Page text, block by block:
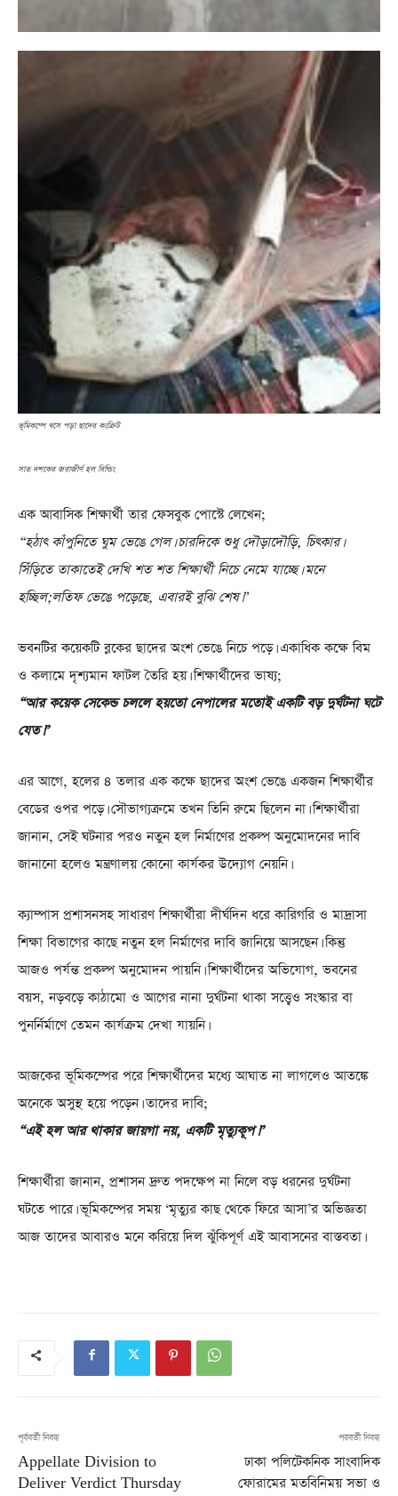
ভূমিকম্পে খসে পড়া ছাদের কংক্রিট
সাত দশকের জরাজীর্ণ হল বিল্ডিং
এক আবাসিক শিক্ষার্থী তার ফেসবুক পোস্টে লেখেন;
“হঠাৎ কাঁপুনিতে ঘুম ভেঙে গেল। চারদিকে শুধু দৌড়াদৌড়ি, চিৎকার।
সিঁড়িতে তাকাতেই দেখি শত শত শিক্ষার্থী নিচে নেমে যাচ্ছে। মনে
হচ্ছিল;লতিফ ভেঙে পড়েছে, এবারই বুঝি শেষ।”
ভবনটির কয়েকটি ব্লকের ছাদের অংশ ভেঙে নিচে পড়ে। একাধিক কক্ষে বিম
ও কলামে দৃশ্যমান ফাটল তৈরি হয়। শিক্ষার্থীদের ভাষ্য;
“আর কয়েক সেকেন্ড চললে হয়তো নেপালের মতোই একটি বড় দুর্ঘটনা ঘটে
যেত।”
এর আগে, হলের ৪ তলার এক কক্ষে ছাদের অংশ ভেঙে একজন শিক্ষার্থীর
বেডের ওপর পড়ে। সৌভাগ্যক্রমে তখন তিনি রুমে ছিলেন না। শিক্ষার্থীরা
জানান, সেই ঘটনার পরও নতুন হল নির্মাণের প্রকল্প অনুমোদনের দাবি
জানানো হলেও মন্ত্রণালয় কোনো কার্যকর উদ্যোগ নেয়নি।
ক্যাম্পাস প্রশাসনসহ সাধারণ শিক্ষার্থীরা দীর্ঘদিন ধরে কারিগরি ও মাদ্রাসা
শিক্ষা বিভাগের কাছে নতুন হল নির্মাণের দাবি জানিয়ে আসছেন। কিন্তু
আজও পর্যন্ত প্রকল্প অনুমোদন পায়নি। শিক্ষার্থীদের অভিযোগ, ভবনের
বয়স, নড়বড়ে কাঠামো ও আগের নানা দুর্ঘটনা থাকা সত্ত্বেও সংস্কার বা
পুনর্নির্মাণে তেমন কার্যক্রম দেখা যায়নি।
আজকের ভূমিকম্পের পরে শিক্ষার্থীদের মধ্যে আঘাত না লাগলেও আতঙ্কে
অনেকে অসুস্থ হয়ে পড়েন। তাদের দাবি;
“এই হল আর থাকার জায়গা নয়, একটি মৃত্যুকূপ।”
শিক্ষার্থীরা জানান, প্রশাসন দ্রুত পদক্ষেপ না নিলে বড় ধরনের দুর্ঘটনা
ঘটতে পারে। ভূমিকম্পের সময় ‘মৃত্যুর কাছ থেকে ফিরে আসা’র অভিজ্ঞতা
আজ তাদের আবারও মনে করিয়ে দিল ঝুঁকিপূর্ণ এই আবাসনের বাস্তবতা।
পূর্ববর্তী নিবন্ধ
Appellate Division to
Deliver Verdict Thursday
পরবর্তী নিবন্ধ
ঢাকা পলিটেকনিক সাংবাদিক
ফোরামের মতবিনিময় সভা ও